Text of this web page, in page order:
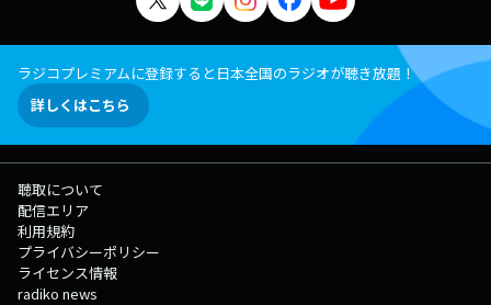
ラジコプレミアムに登録すると日本全国のラジオが聴き放題！
詳しくはこちら
聴取について
配信エリア
利用規約
プライバシーポリシー
ライセンス情報
radiko news